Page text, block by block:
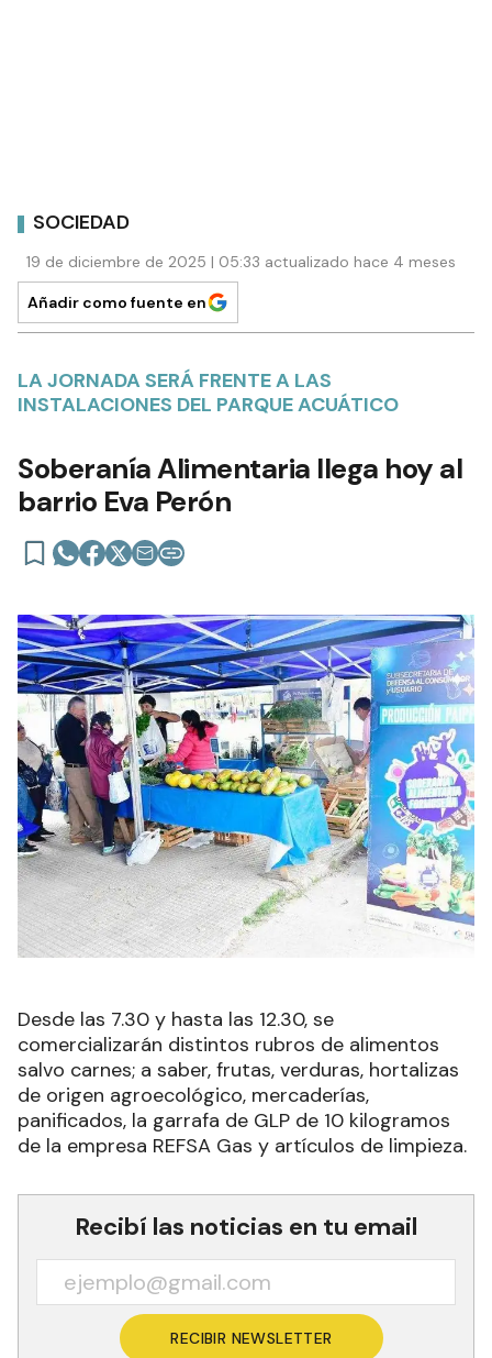
SOCIEDAD
19 de diciembre de 2025 | 05:33 actualizado hace 4 meses
Añadir como fuente en
LA JORNADA SERÁ FRENTE A LAS
INSTALACIONES DEL PARQUE ACUÁTICO
Soberanía Alimentaria llega hoy al
barrio Eva Perón
Desde las 7.30 y hasta las 12.30, se
comercializarán distintos rubros de alimentos
salvo carnes; a saber, frutas, verduras, hortalizas
de origen agroecológico, mercaderías,
panificados, la garrafa de GLP de 10 kilogramos
de la empresa REFSA Gas y artículos de limpieza.
Recibí las noticias en tu email
RECIBIR NEWSLETTER